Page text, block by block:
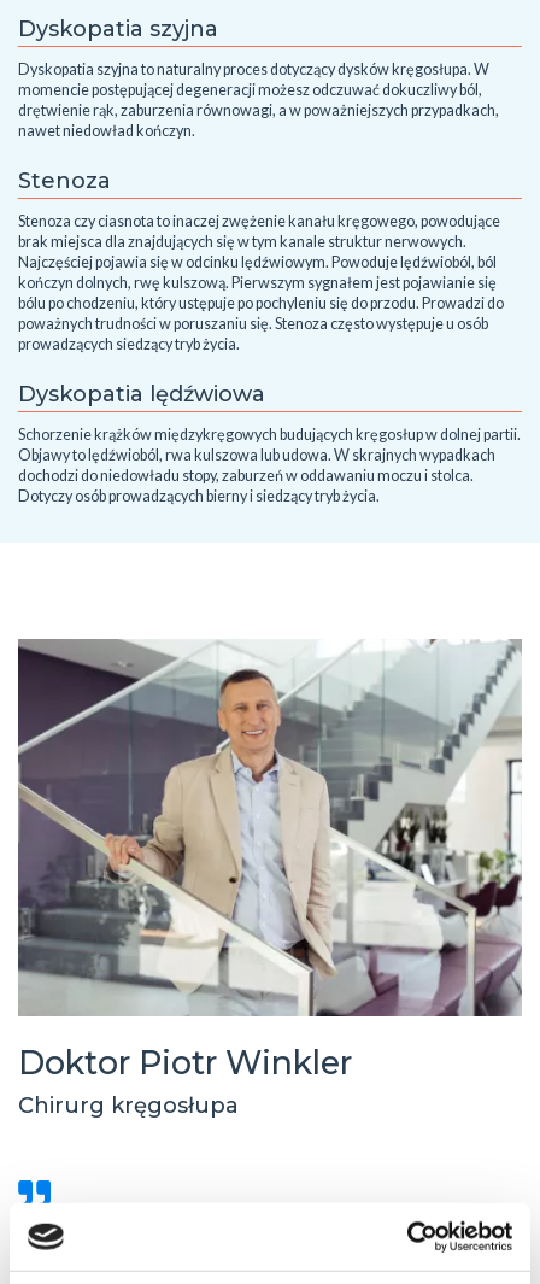
Dyskopatia szyjna
Dyskopatia szyjna to naturalny proces dotyczący dysków kręgosłupa. W
momencie postępującej degeneracji możesz odczuwać dokuczliwy ból,
drętwienie rąk, zaburzenia równowagi, a w poważniejszych przypadkach,
nawet niedowład kończyn.
Stenoza
Stenoza czy ciasnota to inaczej zwężenie kanału kręgowego, powodujące
brak miejsca dla znajdujących się w tym kanale struktur nerwowych.
Najczęściej pojawia się w odcinku lędźwiowym. Powoduje lędźwioból, ból
kończyn dolnych, rwę kulszową. Pierwszym sygnałem jest pojawianie się
bólu po chodzeniu, który ustępuje po pochyleniu się do przodu. Prowadzi do
poważnych trudności w poruszaniu się. Stenoza często występuje u osób
prowadzących siedzący tryb życia.
Dyskopatia lędźwiowa
Schorzenie krążków międzykręgowych budujących kręgosłup w dolnej partii.
Objawy to lędźwioból, rwa kulszowa lub udowa. W skrajnych wypadkach
dochodzi do niedowładu stopy, zaburzeń w oddawaniu moczu i stolca.
Dotyczy osób prowadzących bierny i siedzący tryb życia.
Doktor Piotr Winkler
Chirurg kręgosłupa
Od 20 lat zajmuję się neurochirurgią i chirurgią kręgosłupa. Specjalizuję
się w małoinwazyjnych technikach operacyjnych kręgosłupa, chirurgii